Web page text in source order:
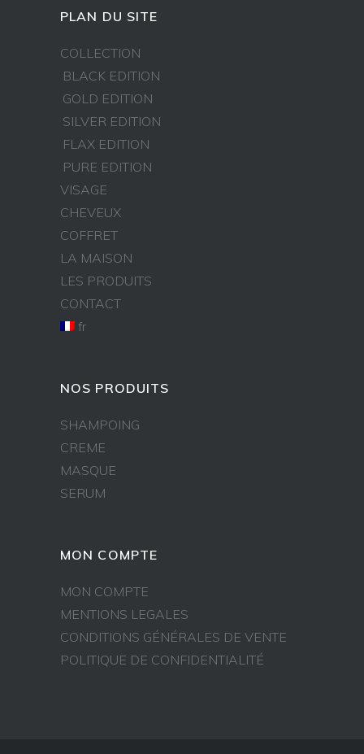
PLAN DU SITE
COLLECTION
BLACK EDITION
GOLD EDITION
SILVER EDITION
FLAX EDITION
PURE EDITION
VISAGE
CHEVEUX
COFFRET
LA MAISON
LES PRODUITS
CONTACT
fr
NOS PRODUITS
SHAMPOING
CREME
MASQUE
SERUM
MON COMPTE
MON COMPTE
MENTIONS LEGALES
CONDITIONS GÉNÉRALES DE VENTE
POLITIQUE DE CONFIDENTIALITÉ